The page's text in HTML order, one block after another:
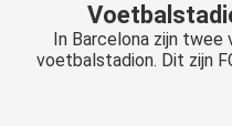
In Barcelona zijn
voetbalstadion. Dit zijn